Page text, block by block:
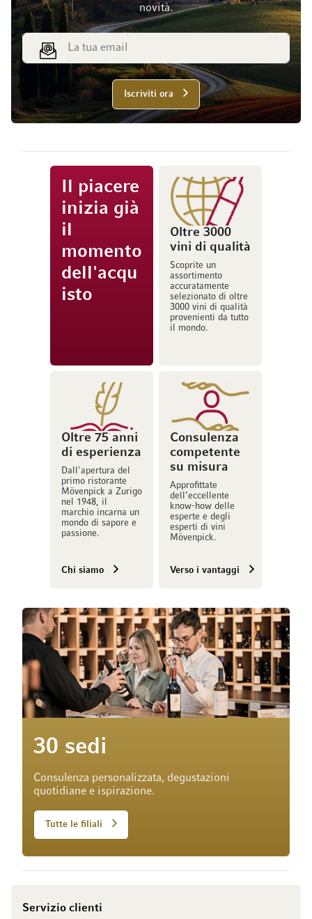
novità.
Indirizzo email
Iscriviti ora
Il piacere
inizia già
il
momento
dell'acqu
isto
Oltre 3000
vini di qualità
Scoprite un
assortimento
accuratamente
selezionato di oltre
3000 vini di qualità
provenienti da tutto
il mondo.
Oltre 75 anni
di esperienza
Dall'apertura del
primo ristorante
Mövenpick a Zurigo
nel 1948, il
marchio incarna un
mondo di sapore e
passione.
Chi siamo
Consulenza
competente
su misura
Approfittate
dell’eccellente
know-how delle
esperte e degli
esperti di vini
Mövenpick.
Verso i vantaggi
30 sedi
Consulenza personalizzata, degustazioni
quotidiane e ispirazione.
Tutte le filiali
Servizio clienti